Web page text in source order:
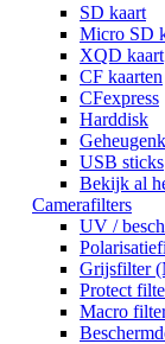
SD kaart
Micro SD
XQD kaart
CF kaarten
CFexpress
Harddisk
USB sticks
Bekijk al
Camerafilters
UV /
Grijsfilter
Protect
Macro